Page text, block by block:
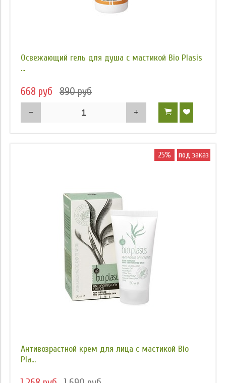
Освежающий гель для душа с мастикой Bio Plasis
...
668 руб 890 руб
25% под заказ
Антивозрастной крем для лица с мастикой Bio
Pla...